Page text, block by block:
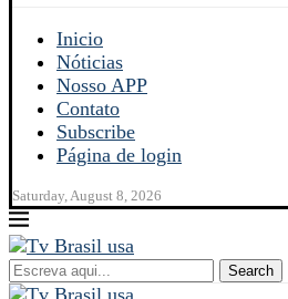
Inicio
Nóticias
Nosso APP
Contato
Subscribe
Página de login
Saturday, August 8, 2026
Search